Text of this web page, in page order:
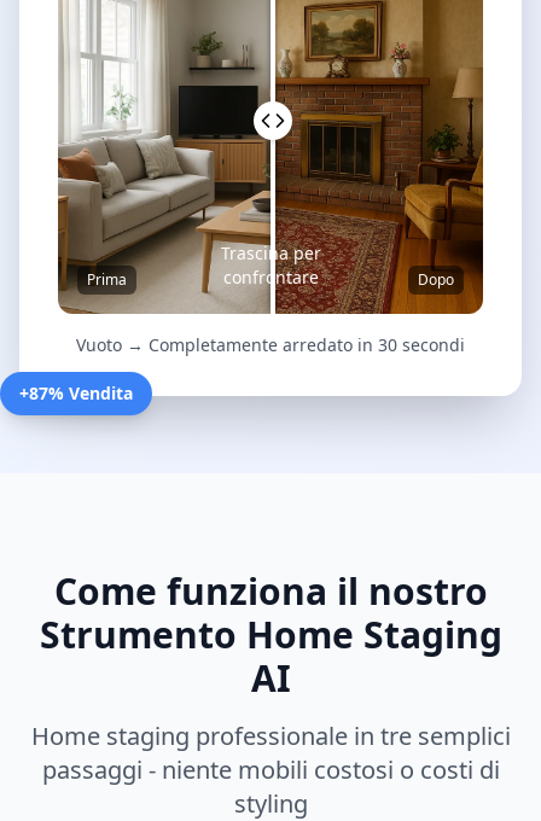
Prima Dopo
Trascina per
confrontare
Vuoto → Completamente arredato in 30 secondi
+87% Vendita
Come funziona il nostro
Strumento Home Staging
AI
Home staging professionale in tre semplici
passaggi - niente mobili costosi o costi di
styling